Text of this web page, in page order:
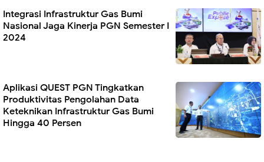
Integrasi Infrastruktur Gas Bumi
Nasional Jaga Kinerja PGN Semester I
2024
Aplikasi QUEST PGN Tingkatkan
Produktivitas Pengolahan Data
Keteknikan Infrastruktur Gas Bumi
Hingga 40 Persen